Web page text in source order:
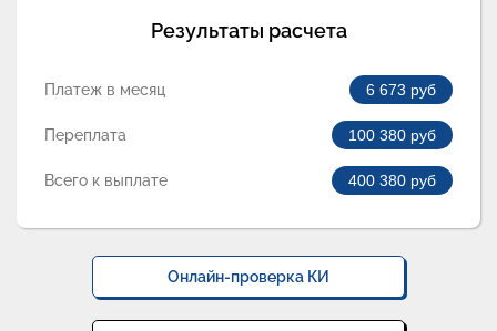
Результаты расчета
Платеж в месяц 6 673 руб
Переплата 100 380 руб
Всего к выплате 400 380 руб
Онлайн-проверка КИ